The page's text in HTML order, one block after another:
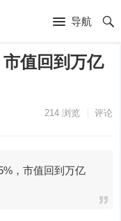
导航
值回到万亿
214浏览 评论
，市值回到万亿